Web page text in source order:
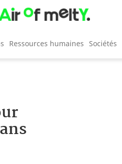
Ressources humaines Sociétés